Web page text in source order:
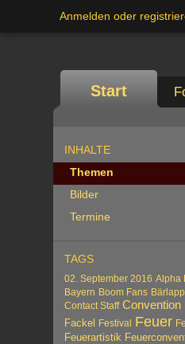
Anmelden oder
Start
INHALTE
Themen
Bilder
Termine
TAGS
02. September 2016 Alpha
Bayern Boom Fans
Contact Staff Convention
Fackel Festival Feuer
Feuerartistik